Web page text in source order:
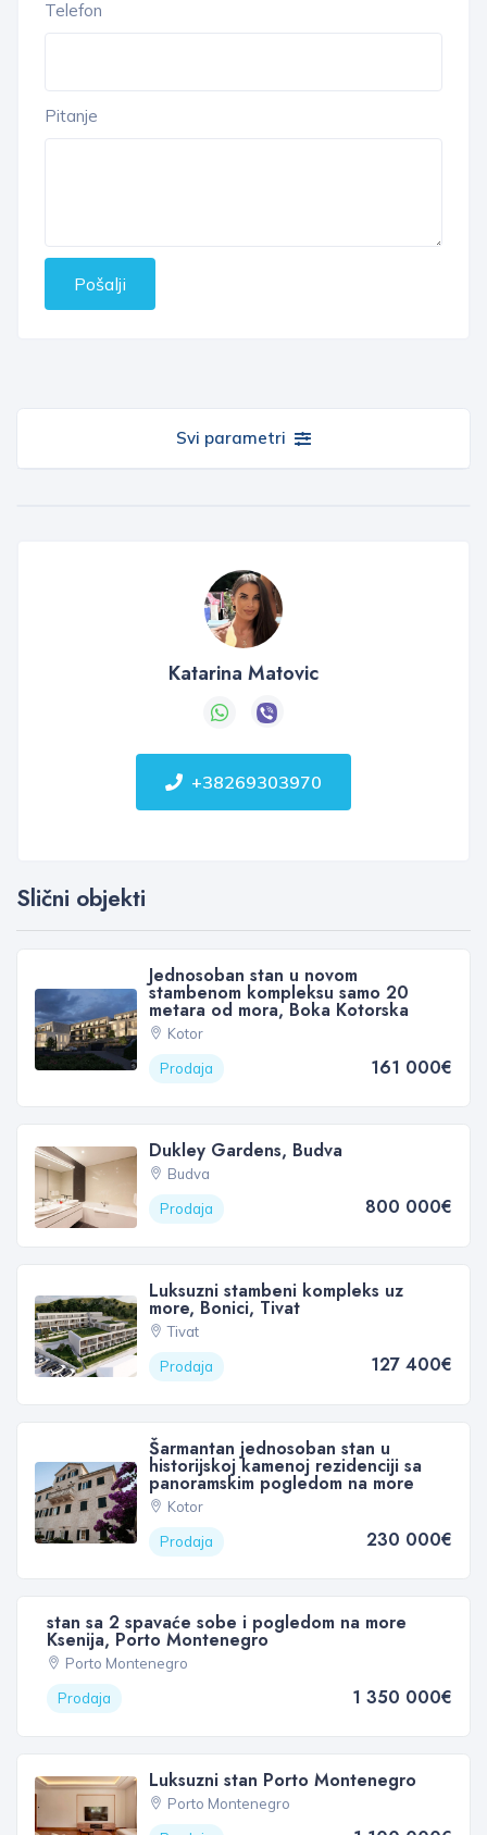
Telefon
Pitanje
Pošalji
Svi parametri
Katarina Matovic
+38269303970
Slični objekti
Jednosoban stan u novom
stambenom kompleksu samo 20
metara od mora, Boka Kotorska
Kotor
Prodaja
161 000€
Dukley Gardens, Budva
Budva
Prodaja
800 000€
Luksuzni stambeni kompleks uz
more, Bonici, Tivat
Tivat
Prodaja
127 400€
Šarmantan jednosoban stan u
historijskoj kamenoj rezidenciji sa
panoramskim pogledom na more
Kotor
Prodaja
230 000€
stan sa 2 spavaće sobe i pogledom na more
Ksenija, Porto Montenegro
Porto Montenegro
Prodaja
1 350 000€
Luksuzni stan Porto Montenegro
Porto Montenegro